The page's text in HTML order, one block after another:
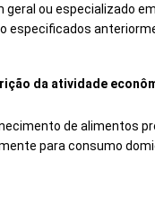
geral ou especializado
especificados
da atividade
de alimentos
para consumo